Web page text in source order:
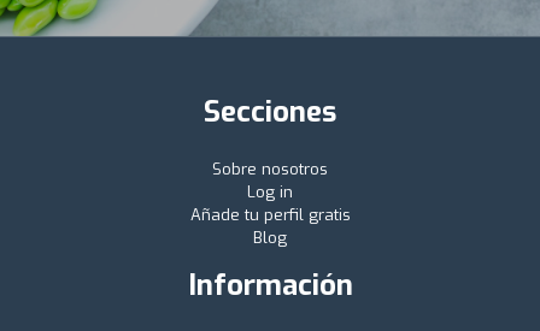
Secciones
Sobre nosotros
Log in
Añade tu perfil gratis
Blog
Información